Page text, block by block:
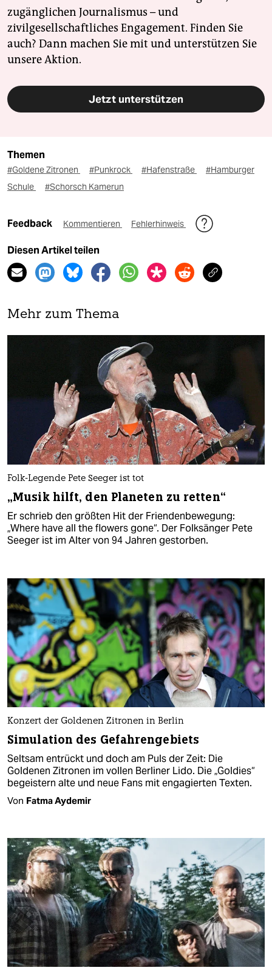
zugänglichen Journalismus – und
zivilgesellschaftliches Engagement. Finden Sie
auch? Dann machen Sie mit und unterstützen Sie
unsere Aktion.
Jetzt unterstützen
Themen
#Goldene Zitronen #Punkrock #Hafenstraße
#Hamburger
Schule
#Schorsch Kamerun
Feedback Kommentieren Fehlerhinweis
Diesen Artikel teilen
Mehr zum Thema
Folk-Legende Pete Seeger ist tot
„Musik hilft, den Planeten zu retten“
Er schrieb den größten Hit der Friendenbewegung:
„Where have all the flowers gone“. Der Folksänger Pete
Seeger ist im Alter von 94 Jahren gestorben.
Konzert der Goldenen Zitronen in Berlin
Simulation des Gefahrengebiets
Seltsam entrückt und doch am Puls der Zeit: Die
Goldenen Zitronen im vollen Berliner Lido. Die „Goldies“
begeistern alte und neue Fans mit engagierten Texten.
Von Fatma Aydemir